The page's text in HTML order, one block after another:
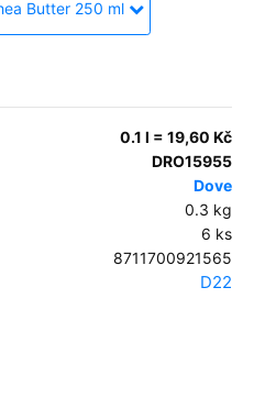
Butter 250 ml
0.1 l = 19,60 Kč
DRO15955
Dove
0.3 kg
6 ks
8711700921565
D22